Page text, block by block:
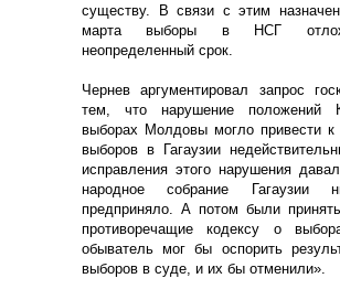
существу. В связи с этим
марта выборы в НСГ
неопределенный срок.
Чернев аргументировал запрос
тем, что нарушение положений
выборах Молдовы могло привести к
выборов в Гагаузии
исправления этого нарушения
народное собрание Гагаузии
предприняло. А потом были
противоречащие кодексу о
обыватель мог бы оспорить
выборов в суде, и их бы отменили».